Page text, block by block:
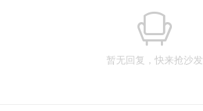
暂无回复，快来抢沙发